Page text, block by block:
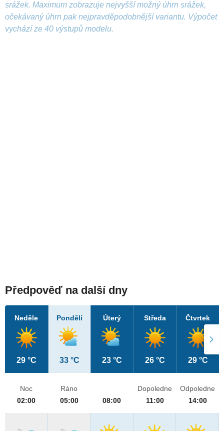
srážek. Maximum zobrazuje nejvyšší možný úhrn srážek,
očekávaný úhrn pak nejpravděpodobnější variantu. Výpočet
vychází ze 40 výstupů modelu.
Předpověď na další dny
Neděle
29 °C
Pondělí
33 °C
Úterý
23 °C
Středa
26 °C
Čtvrtek
29 °C
Noc
02:00
Ráno
05:00
08:00
Dopoledne
11:00
Odpoledne
14:00